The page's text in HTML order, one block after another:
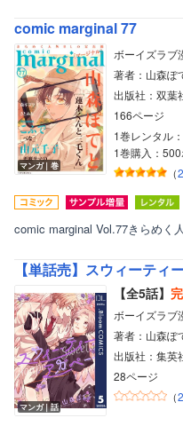
comic marginal 77
マンガ｜巻
ボーイズラブ
著者：山森ぽ
出版社：双葉
166ページ
1巻レンタル
1巻購入：500
（2
comic marginal Vol.77きらめく
【単話売】スウィーティ
マンガ｜話
【全5話】
ボーイズラブ
著者：山森ぽ
出版社：集英
28ページ
（2